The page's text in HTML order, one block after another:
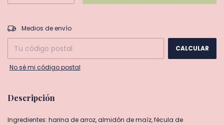
Entregas para el CP:
Medios de envío
CALCULAR
No sé mi código postal
Descripción
Ingredientes: harina de arroz, almidón de maíz, fécula de